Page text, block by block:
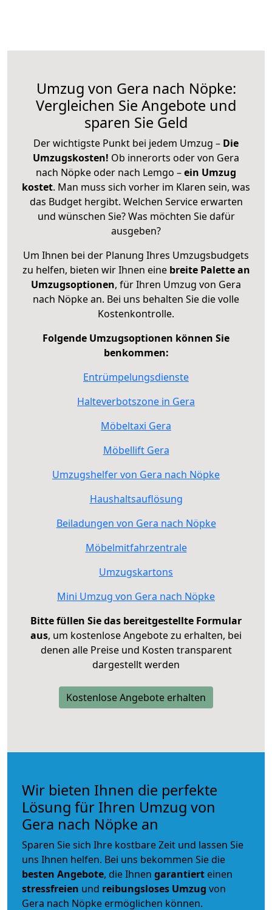
Umzug von Gera nach Nöpke:
Vergleichen Sie Angebote und
sparen Sie Geld
Der wichtigste Punkt bei jedem Umzug – Die
Umzugskosten! Ob innerorts oder von Gera
nach Nöpke oder nach Lemgo –ein Umzug
kostet. Man muss sich vorher im Klaren sein, was
das Budget hergibt. Welchen Service erwarten
und wünschen Sie? Was möchten Sie dafür
ausgeben?
Um Ihnen bei der Planung Ihres Umzugsbudgets
zu helfen, bieten wir Ihnen eine breite Palette an
Umzugsoptionen, für Ihren Umzug von Gera
nach Nöpke an. Bei uns behalten Sie die volle
Kostenkontrolle.
Folgende Umzugsoptionen können Sie
benkommen:
Entrümpelungsdienste
Halteverbotszone in Gera
Möbeltaxi Gera
Möbellift Gera
Umzugshelfer von Gera nach Nöpke
Haushaltsauflösung
Beiladungen von Gera nach Nöpke
Möbelmitfahrzentrale
Umzugskartons
Mini Umzug von Gera nach Nöpke
Bitte füllen Sie das bereitgestellte Formular
aus, um kostenlose Angebote zu erhalten, bei
denen alle Preise und Kosten transparent
dargestellt werden
Kostenlose Angebote erhalten
Wir bieten Ihnen die perfekte
Lösung für Ihren Umzug von
Gera nach Nöpke an
Sparen Sie sich Ihre kostbare Zeit und lassen Sie
uns Ihnen helfen. Bei uns bekommen Sie die
besten Angebote, die Ihnen garantiert einen
stressfreien und reibungsloses Umzug von
Gera nach Nöpke ermöglichen können.